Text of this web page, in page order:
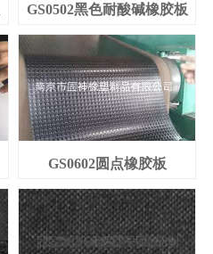
GS0502黑色耐酸碱橡胶板
GS0602圆点橡胶板